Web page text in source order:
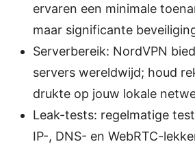
ervaren een minimale
maar significante
Serverbereik: NordVPN
servers wereldwijd; houd
drukte op jouw lokale
Leak-tests: regelmatige
IP-, DNS- en WebRTC-